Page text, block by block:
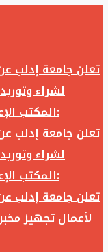
تعلن جامعة إدلب
لشراء
المكتب الإعلامي في جامعة إدلب وفق الآتي:
تعلن جامعة إدلب
لشراء
المكتب الإعلامي في جامعة إدلب وفق الآتي:
تعلن جامعة إدلب
لأعمال تجهيز